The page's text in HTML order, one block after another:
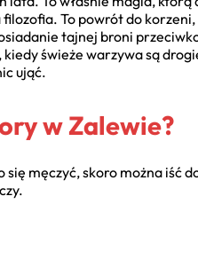
To powrót do korzeni,
tajnej broni
świeże warzywa są
ująć.
w Zalewie?
męczyć, skoro można iść